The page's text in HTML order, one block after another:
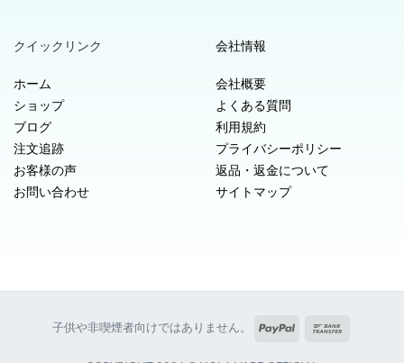
クイックリンク
ホーム
ショップ
ブログ
注文追跡
お客様の声
お問い合わせ
会社情報
会社概要
よくある質問
利用規約
プライバシーポリシー
返品・返金について
サイトマップ
子供や非喫煙者向けではありません。 PayPal